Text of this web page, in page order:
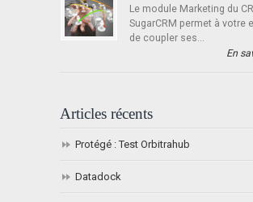
Le module Marketing du
SugarCRM permet à votre
de coupler ses...
En
Articles récents
Protégé : Test Orbitrahub
Datadock